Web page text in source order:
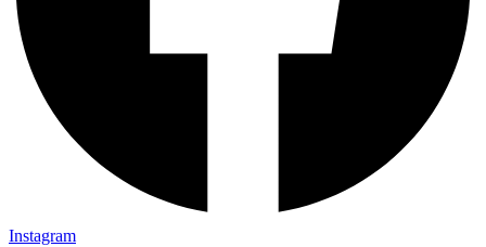
Instagram